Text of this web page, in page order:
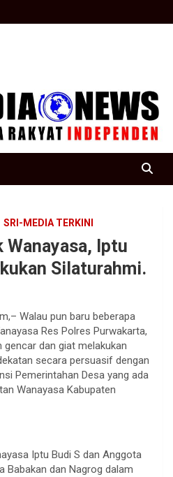
SRI-MEDIA TERKINI
Iptu
Silaturahmi.
Walau pun baru beberapa
Res Polres Purwakarta,
gencar dan giat melakukan
secara persuasif dengan
Pemerintahan Desa yang ada
Wanayasa Kabupaten
Iptu Budi S dan Anggota
Babakan dan Nagrog dalam